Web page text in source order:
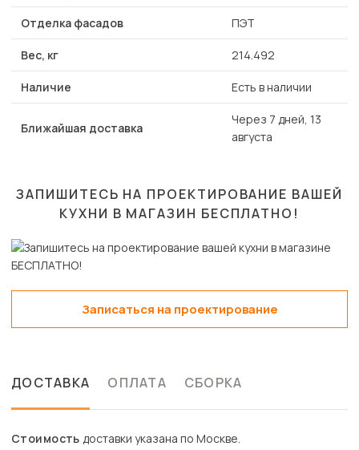
Отделка фасадов ПЭТ
Вес, кг 214.492
Наличие Есть в наличии
Ближайшая доставка
Через 7 дней, 13
августа
ЗАПИШИТЕСЬ НА ПРОЕКТИРОВАНИЕ ВАШЕЙ
КУХНИ В МАГАЗИН БЕСПЛАТНО!
Записаться на проектирование
ДОСТАВКА ОПЛАТА СБОРКА
Стоимость доставки указана по Москве.